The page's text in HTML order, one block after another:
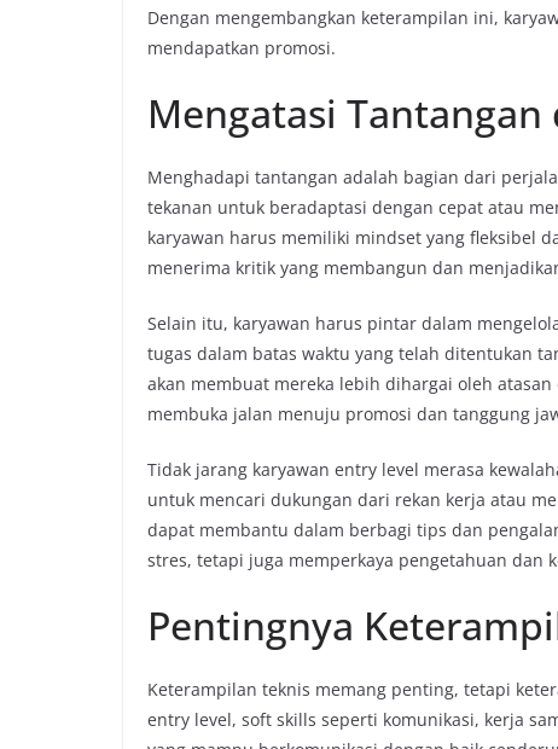
Dengan mengembangkan keterampilan ini,
mendapatkan promosi.
Mengatasi Tantangan
Menghadapi tantangan adalah bagian dari
tekanan untuk beradaptasi dengan cepat atau
karyawan harus memiliki mindset yang fleksibel
menerima kritik yang membangun dan
Selain itu, karyawan harus pintar dalam
tugas dalam batas waktu yang telah ditentukan
akan membuat mereka lebih dihargai oleh
membuka jalan menuju promosi dan tanggung
Tidak jarang karyawan entry level merasa
untuk mencari dukungan dari rekan kerja atau
dapat membantu dalam berbagi tips dan
stres, tetapi juga memperkaya pengetahuan dan
Pentingnya
Keterampilan teknis memang penting, tetapi
entry level, soft skills seperti komunikasi, kerja